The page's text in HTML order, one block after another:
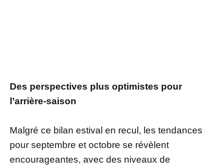
Des perspectives plus optimistes pour
l’arrière-saison
Malgré ce bilan estival en recul, les tendances
pour septembre et octobre se révèlent
encourageantes, avec des niveaux de